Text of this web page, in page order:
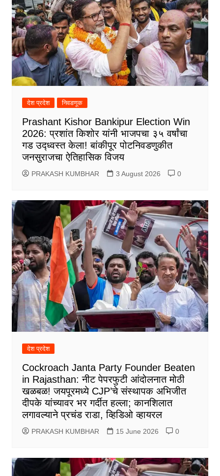
देश प्रदेश निवडणूक
Prashant Kishor Bankipur Election Win
2026: प्रशांत किशोर यांनी भाजपचा ३५ वर्षांचा
गड उद्ध्वस्त केला! बांकीपूर पोटनिवडणुकीत
जनसुराजचा ऐतिहासिक विजय
PRAKASH KUMBHAR 3 August 2026 0
देश प्रदेश
Cockroach Janta Party Founder Beaten
in Rajasthan: नीट पेपरफुटी आंदोलनात मोठी
खळबळ! जयपूरमध्ये CJP’चे संस्थापक अभिजीत
दीपके यांच्यावर भर गर्दीत हल्ला; कानशिलात
लगावल्याने प्रचंड राडा, व्हिडिओ व्हायरल
PRAKASH KUMBHAR 15 June 2026 0